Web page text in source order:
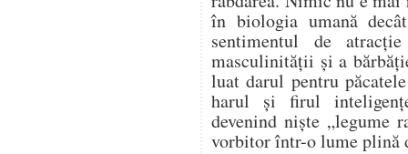
în biologia umană
sentimentul de
masculinității și a
luat darul pentru
harul și firul
devenind niște „legume
vorbitor într-o lume plină